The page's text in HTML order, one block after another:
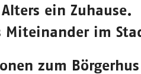
ein Zuhause.
Miteinander im
zum